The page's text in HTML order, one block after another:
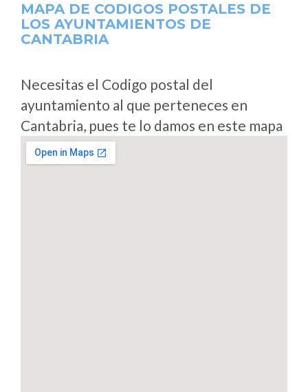
MAPA DE CODIGOS POSTALES DE
LOS AYUNTAMIENTOS DE
CANTABRIA
Necesitas el Codigo postal del
ayuntamiento al que perteneces en
Cantabria, pues te lo damos en este mapa